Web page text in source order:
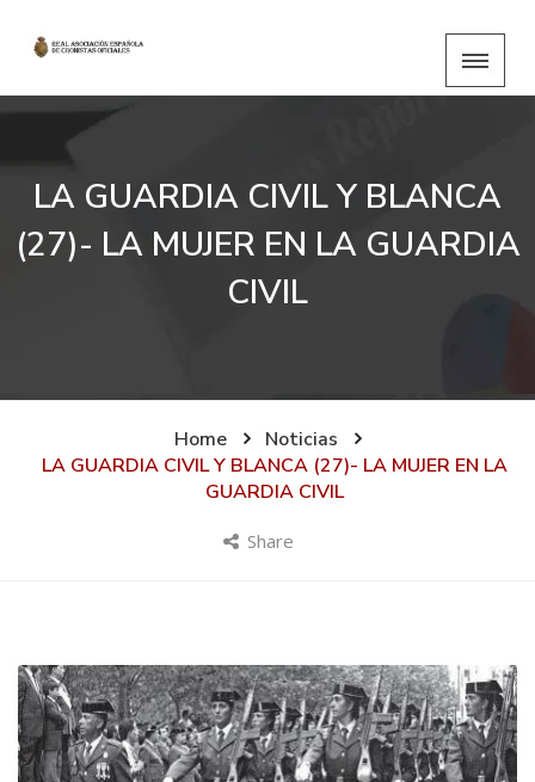
LA GUARDIA CIVIL Y BLANCA
(27)- LA MUJER EN LA GUARDIA
CIVIL
Home
Noticias
LA GUARDIA CIVIL Y BLANCA (27)- LA MUJER EN LA
GUARDIA CIVIL
Share